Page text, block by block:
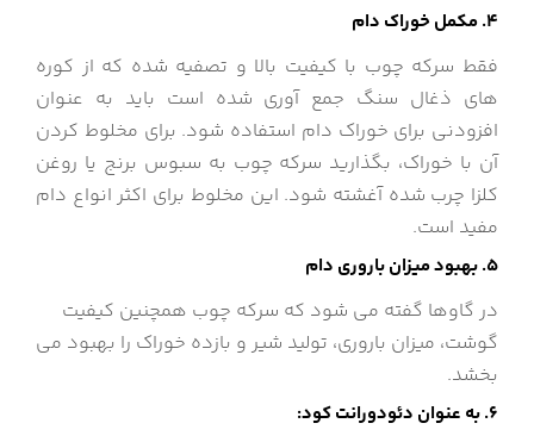
4. مکمل خوراک دام
فقط سرکه چوب با کیفیت بالا و تصفیه شده که از کوره
های ذغال سنگ جمع آوری شده است باید به عنوان
افزودنی برای خوراک دام استفاده شود. برای مخلوط کردن
آن با خوراک، بگذارید سرکه چوب به سبوس برنج یا روغن
کلزا چرب شده آغشته شود. این مخلوط برای اکثر انواع دام
مفید است.
5. بهبود میزان باروری دام
در گاوها گفته می شود که سرکه چوب همچنین کیفیت
گوشت، میزان باروری، تولید شیر و بازده خوراک را بهبود می
بخشد.
6. به عنوان دئودورانت کود: